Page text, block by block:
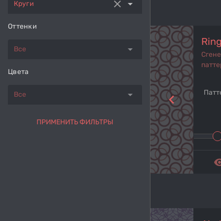
Круги clear arrow_drop_down
Оттенки
Все arrow_drop_down
Цвета
Все arrow_drop_down
ПРИМЕНИТЬ ФИЛЬТРЫ
navigate_before